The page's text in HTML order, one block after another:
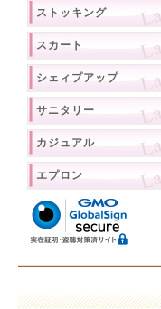
ストッキング
スカート
シェィプアップ
サニタリー
カジュアル
エプロン